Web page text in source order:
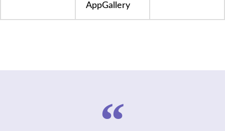
AppGallery